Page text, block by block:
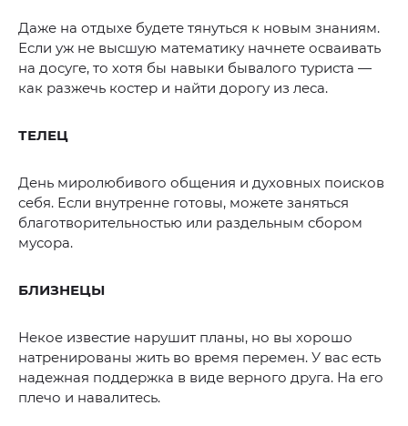
Даже на отдыхе будете тянуться к новым знаниям.
Если уж не высшую математику начнете осваивать
на досуге, то хотя бы навыки бывалого туриста —
как разжечь костер и найти дорогу из леса.
ТЕЛЕЦ
День миролюбивого общения и духовных поисков
себя. Если внутренне готовы, можете заняться
благотворительностью или раздельным сбором
мусора.
БЛИЗНЕЦЫ
Некое известие нарушит планы, но вы хорошо
натренированы жить во время перемен. У вас есть
надежная поддержка в виде верного друга. На его
плечо и навалитесь.